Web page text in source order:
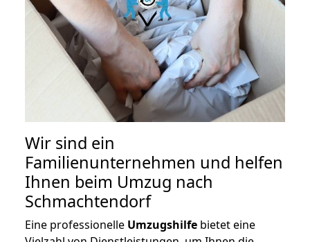
Wir sind ein
Familienunternehmen und helfen
Ihnen beim Umzug nach
Schmachtendorf
Eine professionelle Umzugshilfe bietet eine